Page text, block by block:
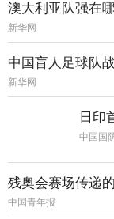
澳大利亚队强在
新华网
中国盲人足球队
新华网
日印
中国国
残奥会赛场传递
中国青年报